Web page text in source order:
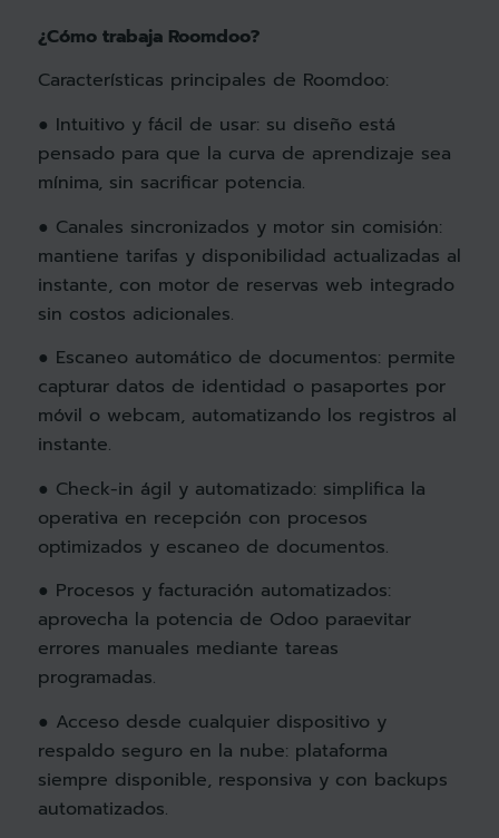
¿Cómo trabaja Roomdoo?
Características principales de Roomdoo:
● Intuitivo y fácil de usar: su diseño está
pensado para que la curva de aprendizaje sea
mínima, sin sacrificar potencia.
● Canales sincronizados y motor sin comisión:
mantiene tarifas y disponibilidad actualizadas al
instante, con motor de reservas web integrado
sin costos adicionales.
● Escaneo automático de documentos: permite
capturar datos de identidad o pasaportes por
móvil o webcam, automatizando los registros al
instante.
● Check-in ágil y automatizado: simplifica la
operativa en recepción con procesos
optimizados y escaneo de documentos.
● Procesos y facturación automatizados:
aprovecha la potencia de Odoo paraevitar
errores manuales mediante tareas
programadas.
● Acceso desde cualquier dispositivo y
respaldo seguro en la nube: plataforma
siempre disponible, responsiva y con backups
automatizados.